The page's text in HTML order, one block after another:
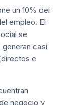
un 10% del
empleo. El
se
casi
e
negocio y